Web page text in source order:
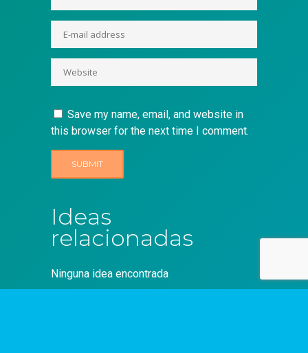
Save my name, email, and website in
this browser for the next time I comment.
Ideas
relacionadas
Ninguna idea encontrada